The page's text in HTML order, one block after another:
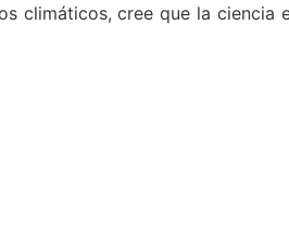
climáticos, cree que la ciencia